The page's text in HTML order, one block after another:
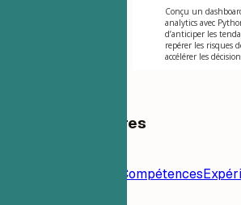
Conçu un
analytics avec
d’anticiper les
repérer les risques
accélérer les
Table des matières
Compétences